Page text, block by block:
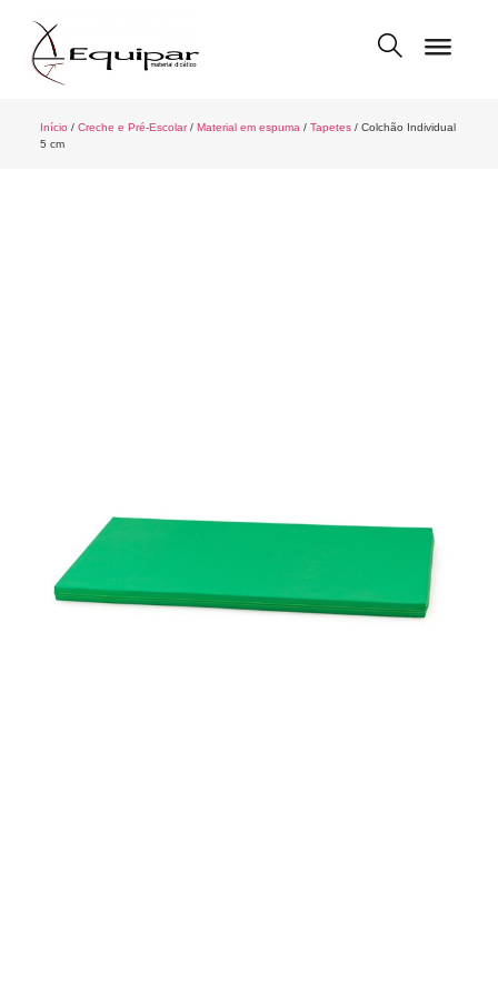
Início / Creche e Pré-Escolar/ Material em espuma / Tapetes/ Colchão Individual
5 cm